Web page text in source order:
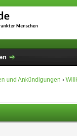
und Ankündigungen ›